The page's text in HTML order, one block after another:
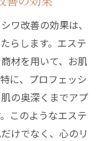
ワ改善の効果は、
らします。エステ
材を用いて、お肌
に、プロフェッシ
の奥深くまでアプ
このようなエステ
けでなく、心のリ